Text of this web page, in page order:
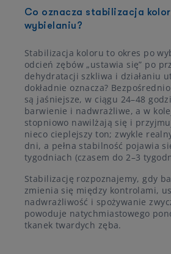
Co oznacza stabilizacja
wybielaniu?
Stabilizacja koloru to okres po
odcień zębów „ustawia się” po
dehydratacji szkliwa i działaniu
dokładnie oznacza?
są jaśniejsze, w ciągu 24–48
barwienie i nadwrażliwe, a w
stopniowo nawilżają się i
nieco cieplejszy ton; zwykle
dni, a pełna stabilność pojawia
tygodniach (czasem do 2–3
Stabilizację rozpoznajemy, gdy
zmienia się między kontrolami,
nadwrażliwość i spożywanie
powoduje natychmiastowego
tkanek twardych zęba.